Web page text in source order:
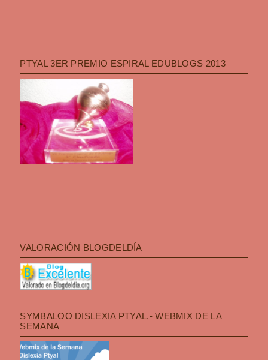
PTYAL 3ER PREMIO ESPIRAL EDUBLOGS 2013
VALORACIÓN BLOGDELDÍA
SYMBALOO DISLEXIA PTYAL.- WEBMIX DE LA
SEMANA